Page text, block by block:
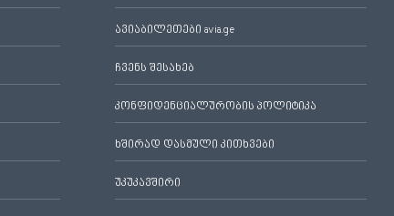
ავიაბილეთები avia.ge
ჩვენს შესახებ
კონფიდენციალურობის პოლიტიკა
ხშირად დასმული კითხვები
უკუკავშირი